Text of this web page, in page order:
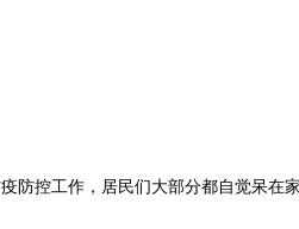
控工作，居民们大部分都自觉呆在